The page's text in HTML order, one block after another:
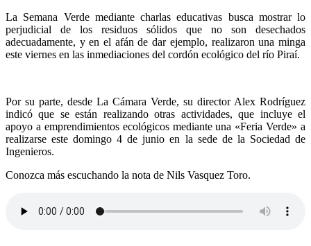
La Semana Verde mediante charlas educativas busca mostrar lo
perjudicial de los residuos sólidos que no son desechados
adecuadamente, y en el afán de dar ejemplo, realizaron una minga
este viernes en las inmediaciones del cordón ecológico del río Piraí.
Por su parte, desde La Cámara Verde, su director Alex Rodríguez
indicó que se están realizando otras actividades, que incluye el
apoyo a emprendimientos ecológicos mediante una «Feria Verde» a
realizarse este domingo 4 de junio en la sede de la Sociedad de
Ingenieros.
Conozca más escuchando la nota de Nils Vasquez Toro.